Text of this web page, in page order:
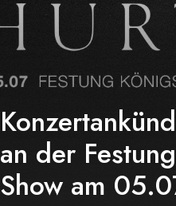
an der
Show am